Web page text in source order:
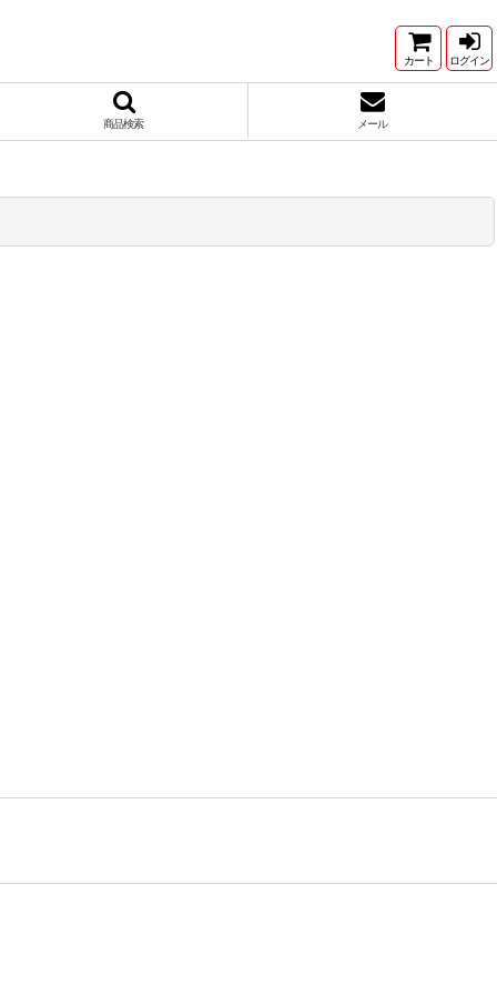
カート ログイン
商品検索 メール